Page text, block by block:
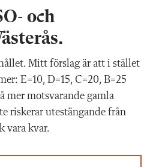
och
Mitt förslag är att i stället
E=10, D=15, C=20, B=25
mer motsvarande gamla
riskerar utestängande från
vara kvar.